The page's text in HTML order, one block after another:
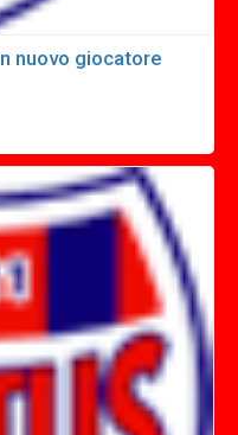
nuovo giocatore